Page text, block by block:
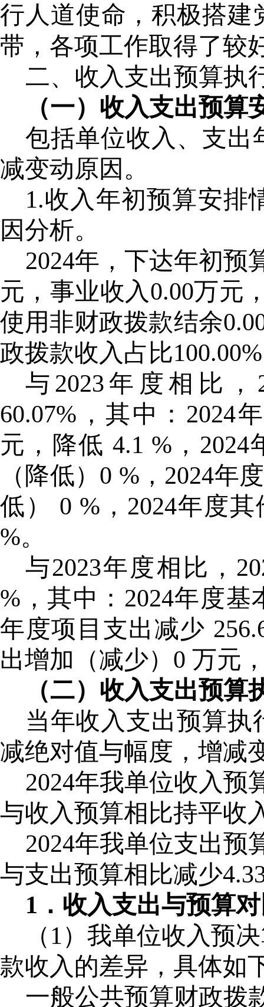
行人道使命，积极搭建
带 ，各项工作取得了较
二、收入支出预算执
（一）收入支出预算
包括单位收入、支出
减变动原因。
1.收入年初预算安排
因分析。
2024年，下达年初预
元，事业收入0.00万元
使用非财政拨款结余
政拨款收入占比
与 2023年度相比
60.07%，其中：2024
元，降低 4.1 %，
（降低）0 %，2024
低） 0 %，2024年度
%。
与2023年度相比，
%，其中：2024年度基
年度项目支出减少
出增加（减少）0 万元
（二）收入支出预算
当年收入支出预算
减绝对值与幅度，增减
2024年我单位收入预
与收入预算相比持平收
2024年我单位支出预
与支出预算相比减少
1．收入支出与预算
（1） 我单位收入预
款收入的差异，具体如
一般公共预算财政拨